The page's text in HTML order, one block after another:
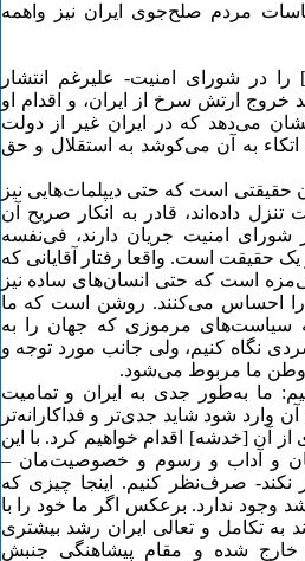
مردم صلح‌جوی ایران نیز واهمه
را در شورای امنیت- علیرغم انتشار
خروج ارتش سرخ از ایران، و اقدام او
می‌دهد که در ایران غیر از دولت
به آن می‌کوشد به استقلال و حق
حقیقتی است که حتی دیپلمات‌هایی نیز
داده‌اند، قادر به انکار صریح آن
شورای امنیت جریان دارند، فی‌نفسه
حقیقت است. واقعا رفتار آقایانی که
است که حتی انسان‌های ساده نیز
را احساس می‌کنند. روشن است که ما
سیاست‌های مرموزی که جهان را به
نگاه کنیم، ولی جانب مورد توجه و
وطن ما مربوط می‌شود.
ما به‌طور جدی به ایران و تمامیت
وارد شود شاید جدی‌تر و فداکارانه‌تر
از آن [خدشه] اقدام خواهیم کرد. با این
و آداب و رسوم و خصوصیت‌مان –
نکند- صرف‌نظر کنیم. اینجا چیزی که
وجود ندارد. برعکس اگر ما خود را با
به تکامل و تعالی ایران رشد بیشتری
شده و مقام پیشاهنگی جنبش